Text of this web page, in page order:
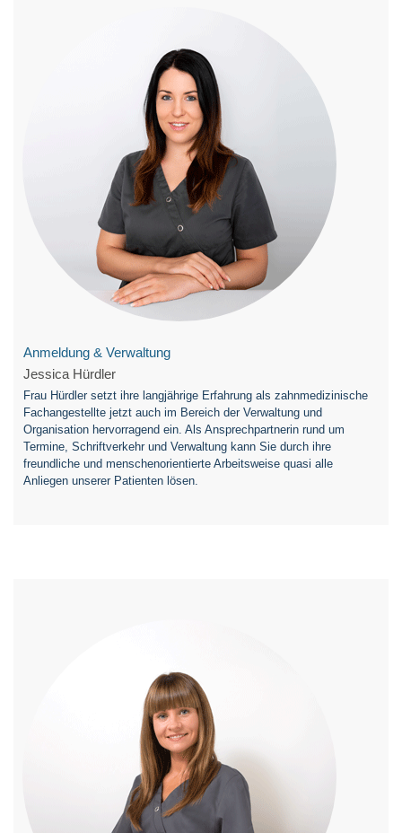
Anmeldung & Verwaltung
Jessica Hürdler
Frau Hürdler setzt ihre langjährige Erfahrung als zahnmedizinische
Fachangestellte jetzt auch im Bereich der Verwaltung und
Organisation hervorragend ein. Als Ansprechpartnerin rund um
Termine, Schriftverkehr und Verwaltung kann Sie durch ihre
freundliche und menschenorientierte Arbeitsweise quasi alle
Anliegen unserer Patienten lösen.